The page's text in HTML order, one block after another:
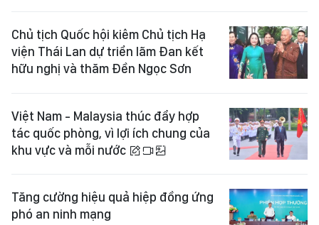
Chủ tịch Quốc hội kiêm Chủ tịch Hạ
viện Thái Lan dự triển lãm Đan kết
hữu nghị và thăm Đền Ngọc Sơn
Việt Nam - Malaysia thúc đẩy hợp
tác quốc phòng, vì lợi ích chung của
khu vực và mỗi nước
Tăng cường hiệu quả hiệp đồng ứng
phó an ninh mạng